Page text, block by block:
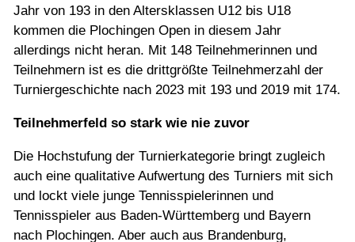
Jahr von 193 in den Altersklassen U12 bis U18
kommen die Plochingen Open in diesem Jahr
allerdings nicht heran. Mit 148 Teilnehmerinnen und
Teilnehmern ist es die drittgrößte Teilnehmerzahl der
Turniergeschichte nach 2023 mit 193 und 2019 mit 174.
Teilnehmerfeld so stark wie nie zuvor
Die Hochstufung der Turnierkategorie bringt zugleich
auch eine qualitative Aufwertung des Turniers mit sich
und lockt viele junge Tennisspielerinnen und
Tennisspieler aus Baden-Württemberg und Bayern
nach Plochingen. Aber auch aus Brandenburg,